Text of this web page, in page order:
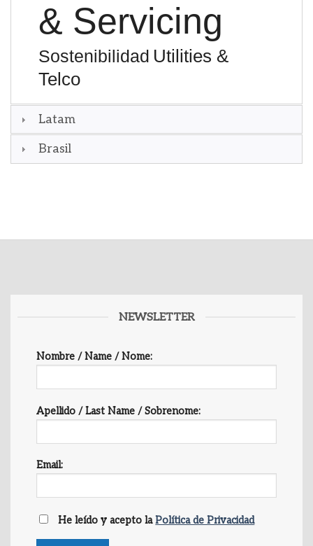
& Servicing
Sostenibilidad Utilities &
Telco
Latam
Brasil
NEWSLETTER
Nombre / Name / Nome:
Apellido / Last Name / Sobrenome:
Email:
He leído y acepto laPolítica de Privacidad